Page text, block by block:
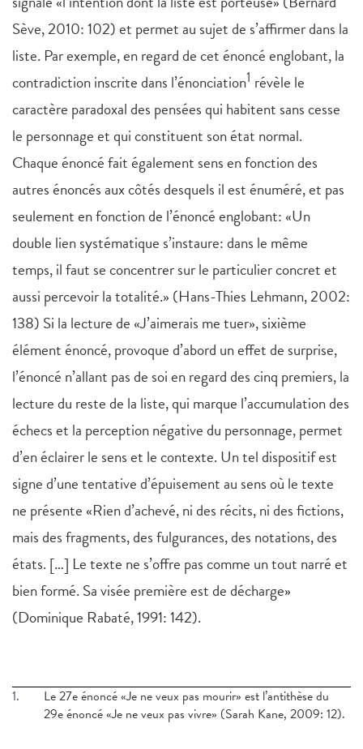
Sève, 2010: 102) et permet au sujet de s’affirmer dans la
liste. Par exemple, en regard de cet énoncé englobant, la
contradiction inscrite dans l’énonciation1 révèle le
caractère paradoxal des pensées qui habitent sans cesse
le personnage et qui constituent son état normal.
Chaque énoncé fait également sens en fonction des
autres énoncés aux côtés desquels il est énuméré, et pas
seulement en fonction de l’énoncé englobant: «Un
double lien systématique s’instaure: dans le même
temps, il faut se concentrer sur le particulier concret et
aussi percevoir la totalité.» (Hans-Thies Lehmann, 2002:
138) Si la lecture de «J’aimerais me tuer», sixième
élément énoncé, provoque d’abord un effet de surprise,
l’énoncé n’allant pas de soi en regard des cinq premiers, la
lecture du reste de la liste, qui marque l’accumulation des
échecs et la perception négative du personnage, permet
d’en éclairer le sens et le contexte. Un tel dispositif est
signe d’une tentative d’épuisement au sens où le texte
ne présente «Rien d’achevé, ni des récits, ni des fictions,
mais des fragments, des fulgurances, des notations, des
états. […] Le texte ne s’offre pas comme un tout narré et
bien formé. Sa visée première est de décharge»
(Dominique Rabaté, 1991: 142).
1.
Le 27e énoncé «Je ne veux pas mourir» est l’antithèse du
29e énoncé «Je ne veux pas vivre» (Sarah Kane, 2009: 12).